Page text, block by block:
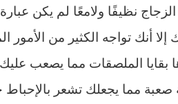
نظيفًا ولامعًا لم يكن
أنك تواجه الكثير من
بقايا الملصقات مما يصعب
صعبة مما يجعلك تشعر بالإحباط